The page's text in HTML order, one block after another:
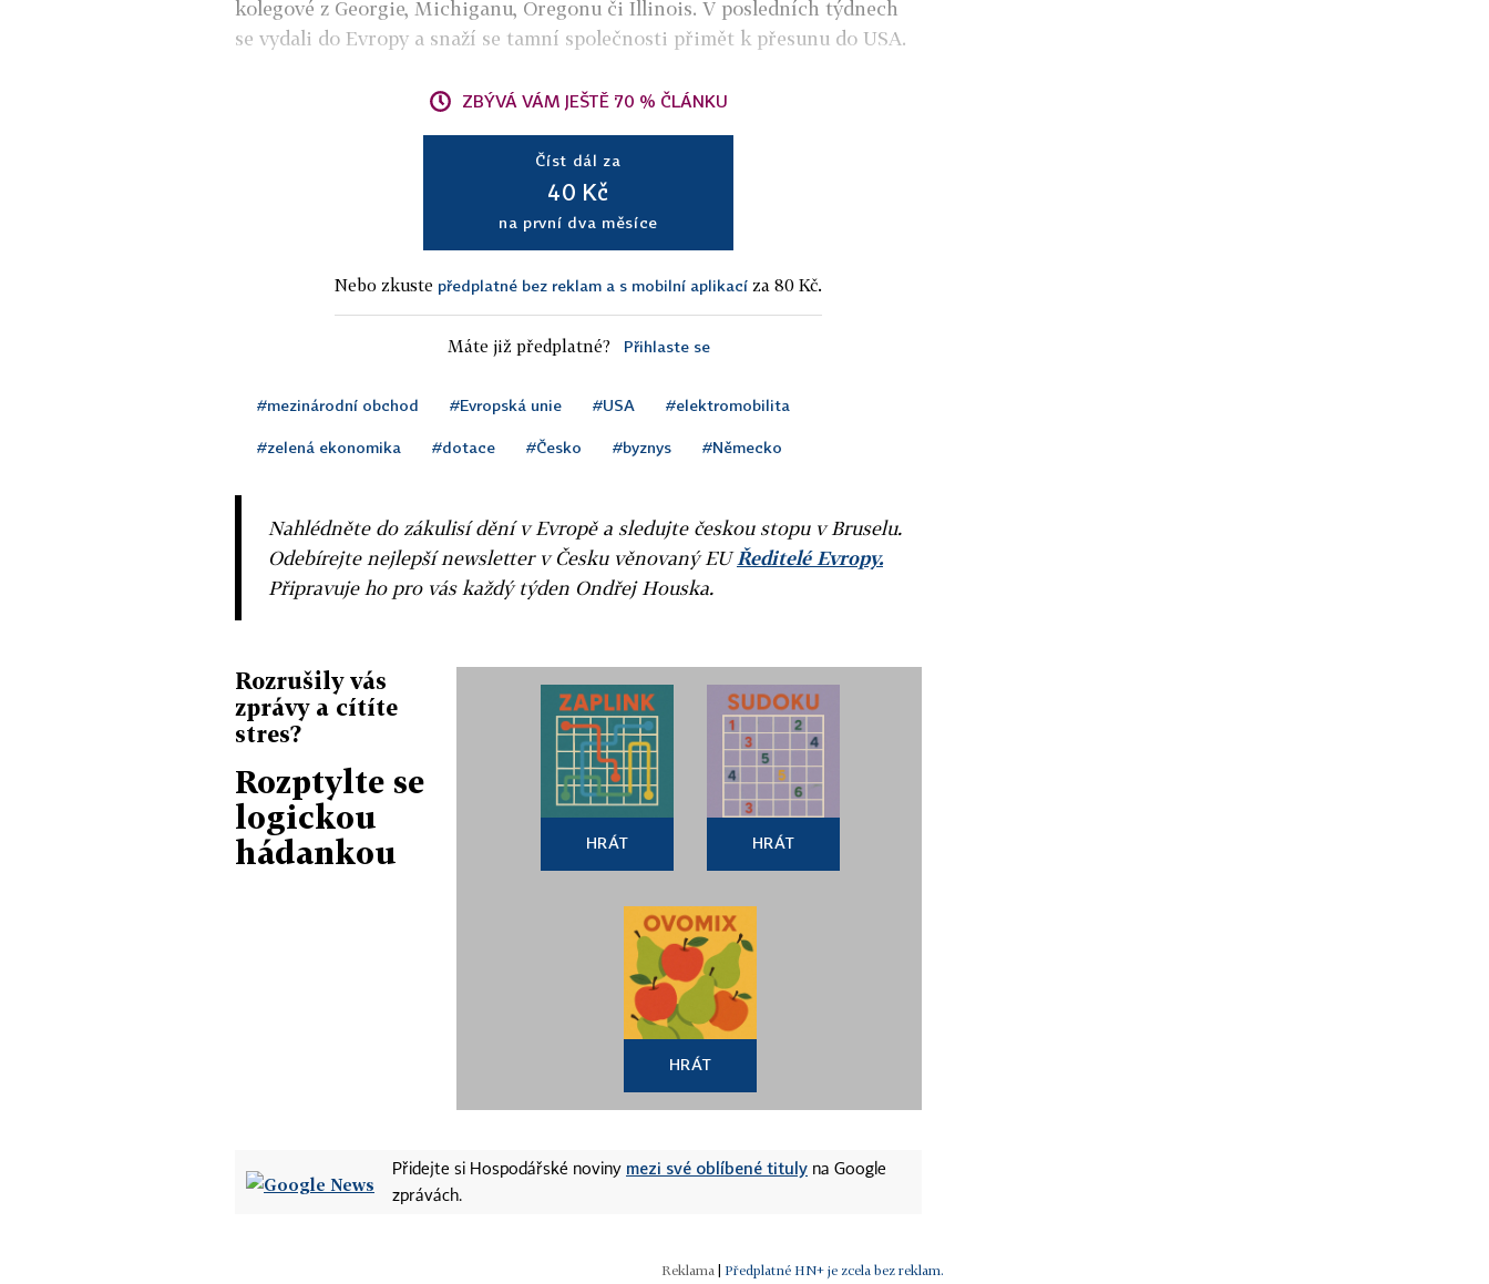
kolegové z Georgie, Michiganu, Oregonu či Illinois. V posledních týdnech
se vydali do Evropy a snaží se tamní společnosti přimět k přesunu do USA.
ZBÝVÁ VÁM JEŠTĚ 70 % ČLÁNKU
Číst dál za
40 Kč
na první dva měsíce
Nebo zkuste předplatné bez reklam a s mobilní aplikací za 80 Kč.
Máte již předplatné? Přihlaste se
#mezinárodní obchod #Evropská unie #USA #elektromobilita
#zelená ekonomika #dotace #Česko #byznys #Německo
Nahlédněte do zákulisí dění v Evropě a sledujte českou stopu v Bruselu.
Odebírejte nejlepší newsletter v Česku věnovaný EUŘeditelé Evropy.
Připravuje ho pro vás každý týden Ondřej Houska.
Rozrušily vás
zprávy a cítíte
stres?
Rozptylte se
logickou
hádankou
HRÁT HRÁT
HRÁT
Přidejte si Hospodářské noviny mezi své oblíbené tituly na Google
zprávách.
| Předplatné HN+ je zcela bez reklam.